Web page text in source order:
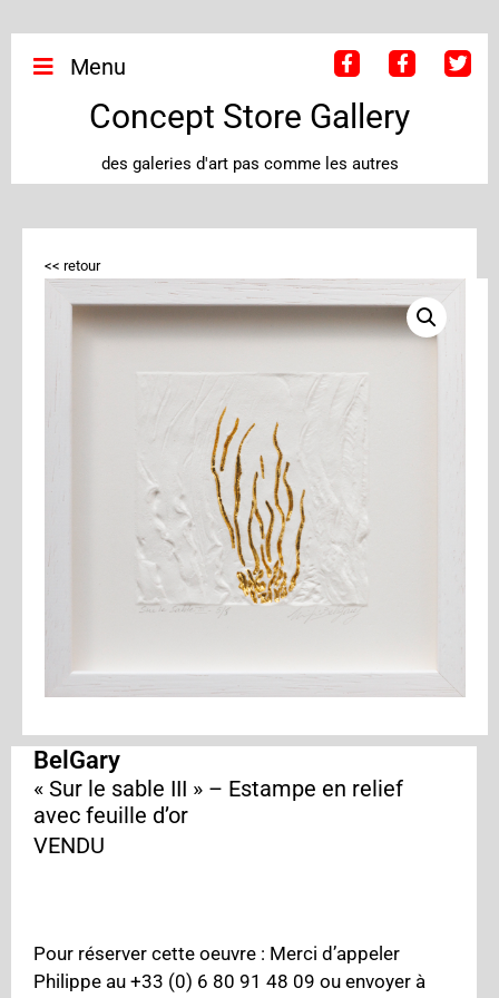
Menu
Concept Store Gallery
des galeries d'art pas comme les autres
<< retour
BelGary
« Sur le sable III » – Estampe en relief
avec feuille d’or
VENDU
Pour réserver cette oeuvre : Merci d’appeler
Philippe au +33 (0) 6 80 91 48 09 ou envoyer à